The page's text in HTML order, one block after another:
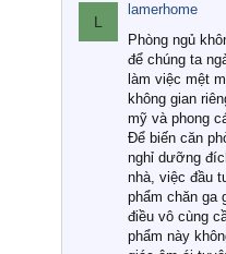
L
lamerhome
Phòng ngủ
để chúng ta
làm việc mệt
không gian
mỹ và phong
Để biến căn
nghỉ dưỡng
nhà, việc đầu
phẩm chăn ga
điều vô cùng
phẩm này